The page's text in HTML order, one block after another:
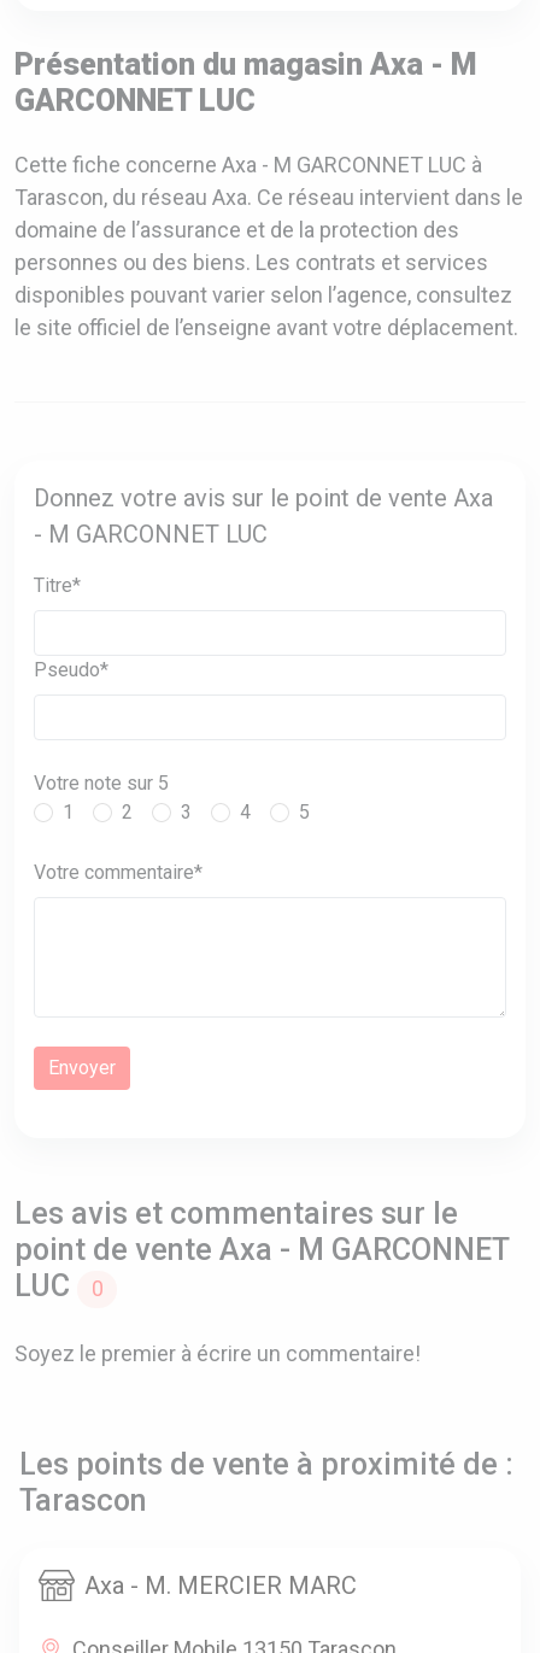
Présentation du magasin Axa - M
GARCONNET LUC
Cette fiche concerne Axa - M GARCONNET LUC à
Tarascon, du réseau Axa. Ce réseau intervient dans le
domaine de l’assurance et de la protection des
personnes ou des biens. Les contrats et services
disponibles pouvant varier selon l’agence, consultez
le site officiel de l’enseigne avant votre déplacement.
Donnez votre avis sur le point de vente Axa
- M GARCONNET LUC
Titre*
Pseudo*
Votre note sur 5
1
2 3 4 5
Votre commentaire*
Les avis et commentaires sur le
point de vente Axa - M GARCONNET
LUC
0
Soyez le premier à écrire un commentaire!
Les points de vente à proximité de :
Tarascon
Axa - M. MERCIER MARC